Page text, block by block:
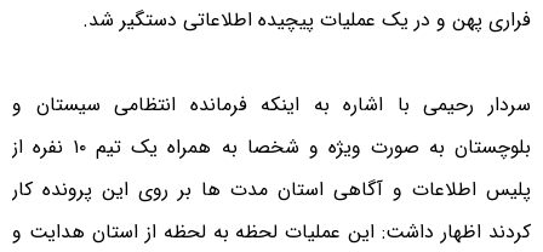
فراری پهن و در یک عملیات پیچیده اطلاعاتی دستگیر شد.
سردار رحیمی با اشاره به اینکه فرمانده انتظامی سیستان و
بلوچستان به صورت ویژه و شخصا به همراه یک تیم ۱۰ نفره از
پلیس اطلاعات و آگاهی استان مدت ها بر روی این پرونده کار
کردند اظهار داشت: این عملیات لحظه به لحظه از استان هدایت و